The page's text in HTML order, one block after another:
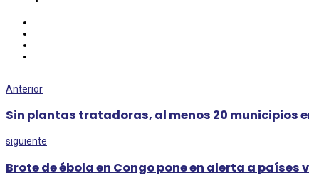
Anterior
Sin plantas tratadoras, al menos 20 municipios en
siguiente
Brote de ébola en Congo pone en alerta a